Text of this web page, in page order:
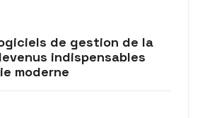
de gestion de la
indispensables
moderne